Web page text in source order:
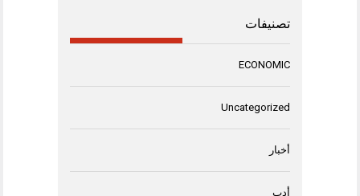
تصنيفات
ECONOMIC
Uncategorized
أخبار
أدب